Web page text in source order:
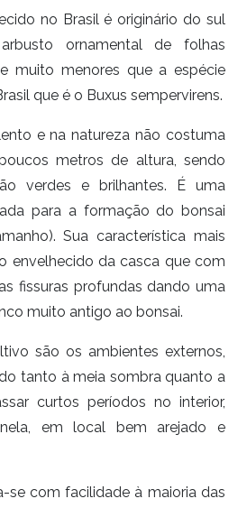
no Brasil é originário do sul
ornamental de folhas
muito menores que a espécie
que é o Buxus sempervirens.
e na natureza não costuma
metros de altura, sendo
verdes e brilhantes. É uma
para a formação do bonsai
Sua característica mais
envelhecido da casca que com
fissuras profundas dando uma
muito antigo ao bonsai.
são os ambientes externos,
tanto à meia sombra quanto a
curtos períodos no interior,
em local bem arejado e
se com facilidade à maioria das